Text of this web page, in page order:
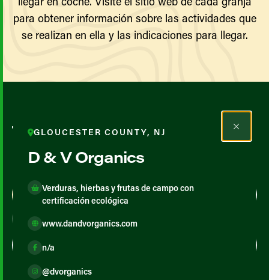
para obtener información sobre las actividades que
se realizan en ella y las indicaciones para llegar.
Todos los agricultores y
productores
Map View List View
GLOUCESTER COUNTY, NJ
D & V Organics
Verduras, hierbas y frutas de campo con
certificación ecológica
www.dandvorganics.com
n/a
@dvorganics